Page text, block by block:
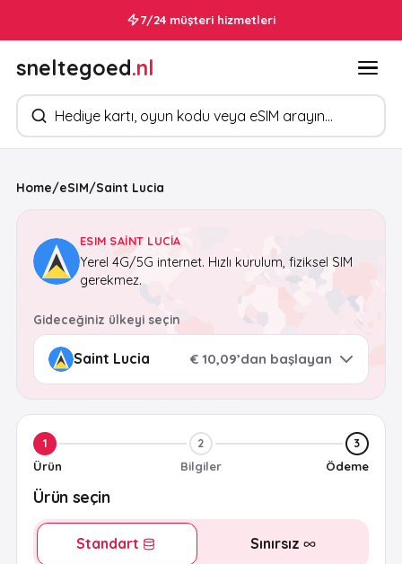
7/24 müşteri hizmetleri
sneltegoed.nl
Ürün arayın
Home/eSIM/Saint Lucia
ESIM SAINT LUCIA
Yerel 4G/5G internet. Hızlı kurulum, fiziksel SIM
gerekmez.
Gideceğiniz ülkeyi seçin
€ 10,09’dan başlayan
1
Ürün
2
Bilgiler
3
Ödeme
Ürün seçin
Standart Sınırsız